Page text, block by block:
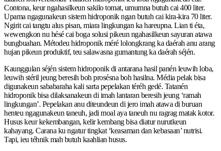
Contona, keur ngahasilkeun sakilo tomat, umumna butuh cai 400 liter.
Upama ngagunakeun sistem hidroponik ngan butuh cai kira-kira 70 liter.
Ngirit cai tangtu alus pisan, miara lingkungan ka hareupna. Lian ti éta,
wewengkon nu hésé cai boga solusi pikeun ngahasilkeun sayuran atawa
bungbuahan. Métodeu hidroponik méré lolongkrang ka daérah anu arang
hujan pikeun produktif, teu salawasna gumantung ka daérah séjén.
Kaunggulan séjén sistem hidroponik di antarana hasil panén leuwih loba,
leuwih stéril jeung beresih boh prosésna boh hasilna. Média pelak bisa
digunakeun sababaraha kali sarta pepelakan téréh gedé. Tatanén
hidroponik bisa dilaksanakeun di imah lantaran beresih jeung ‘ramah
lingkungan’. Pepelakan anu diteundeun di jero imah atawa di buruan
henteu ngagunakeun taneuh, jadi moal aya taneuh nu ragrag matak kotor.
Husus keur kekembangan, kelir kembang bisa diatur nurutkeun
kahayang. Carana ku ngatur tingkat ‘keasaman dan kebasaan’ nutrisi.
Tapi, ieu téhnik mah butuh kaahlian husus.